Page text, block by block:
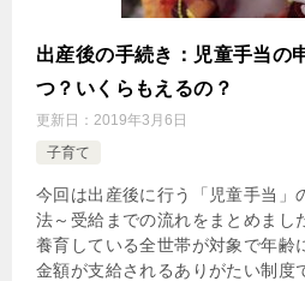
出産後の手続き：児童手当の
つ？いくらもえるの？
更新日： 2019年3月6日
子育て
今回は出産後に行う「児童手当」
法～受給までの流れをまとめまし
養育している全世帯が対象で年齢
金額が支給されるありがたい制度